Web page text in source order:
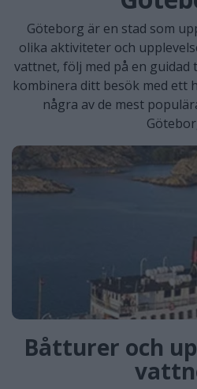
Göteborg är en stad som
olika aktiviteter och
vattnet, följ med på en
kombinera ditt besök med ett
några av de mest
Båtturer och